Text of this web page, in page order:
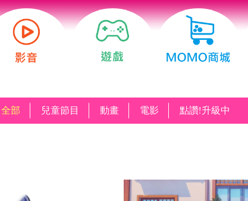
全部 兒童節目 動畫 電影 點讚!升級中